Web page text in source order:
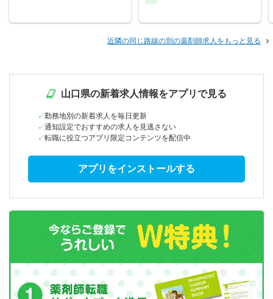
近隣の同じ路線の別の薬剤師求人をもっと見る
山口県の新着求人情報をアプリで見る
勤務地別の新着求人を毎日更新
通知設定でおすすめの求人を見逃さない
転職に役立つアプリ限定コンテンツを配信中
アプリをインストールする